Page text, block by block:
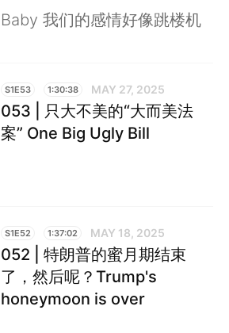
Baby 我们的感情好像跳楼机
S1E53 1:30:38 MAY 27, 2025
053 | 只大不美的“大而美法
案” One Big Ugly Bill
S1E52 1:37:02 MAY 18, 2025
052 | 特朗普的蜜月期结束
了，然后呢？Trump's
honeymoon is over